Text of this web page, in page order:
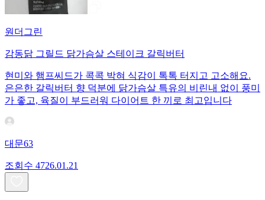
원더그린
감동닭 그릴드 닭가슴살 스테이크 갈릭버터
현미와 햄프씨드가 콕콕 박혀 식감이 톡톡 터지고 고소해요.
은은한 갈릭버터 향 덕분에 닭가슴살 특유의 비린내 없이 풍미
가 좋고, 육질이 부드러워 다이어트 한 끼로 최고입니다
대문63
조회수 4726.01.21